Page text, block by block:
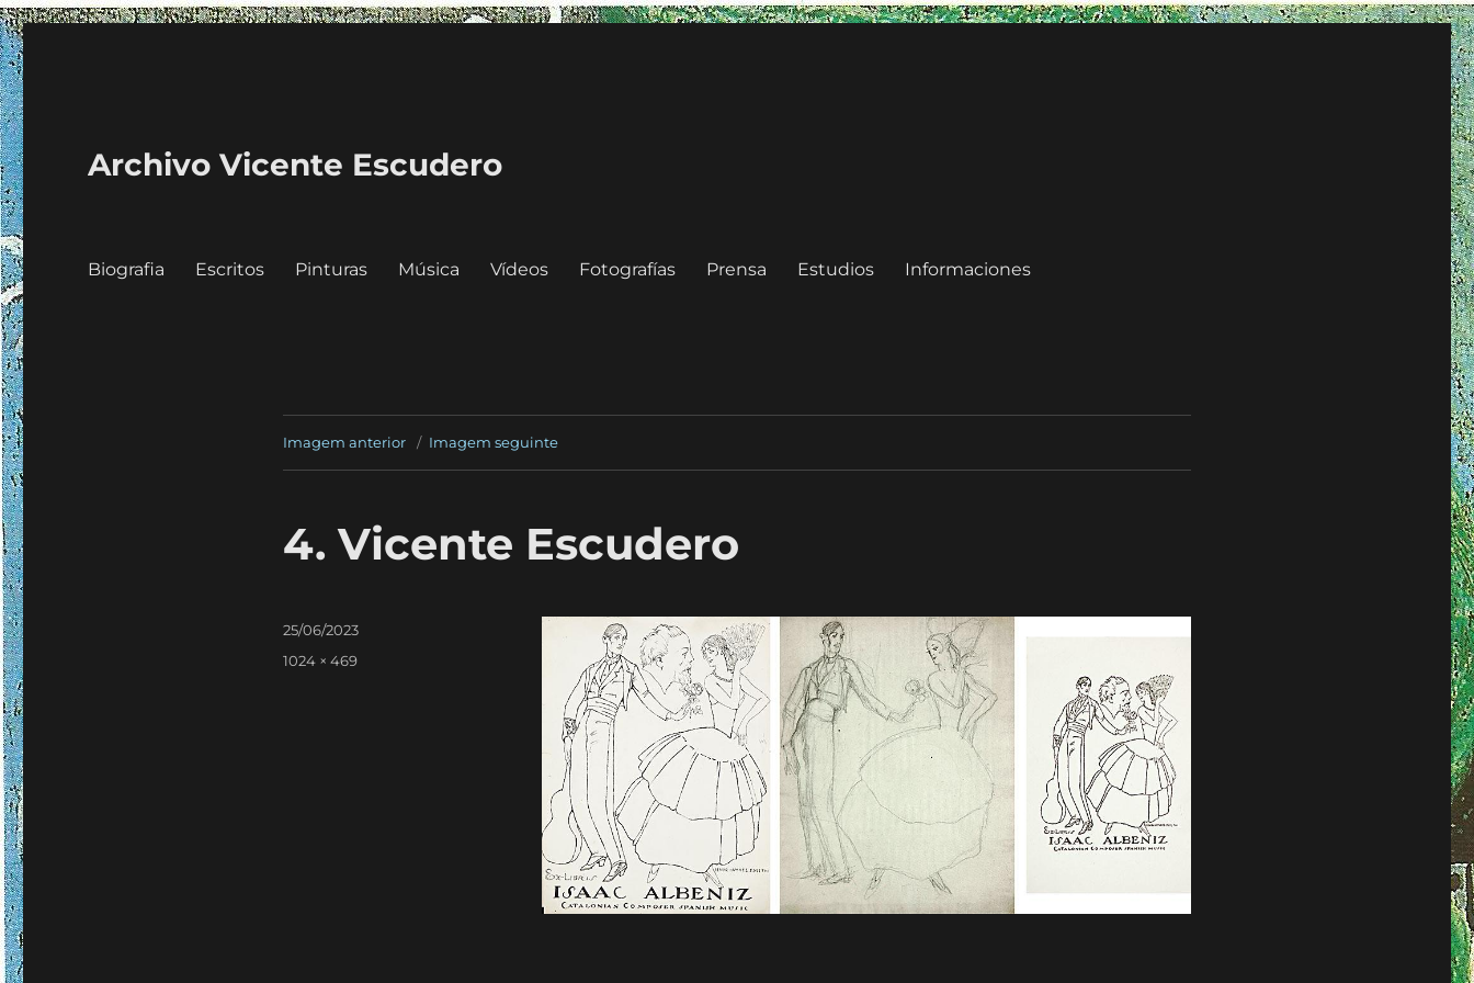
Archivo Vicente Escudero
Biografia Escritos Pinturas Música Vídeos Fotografías Prensa Estudios Informaciones
Imagem anterior Imagem seguinte
4. Vicente Escudero
Publicado
em
25/06/2023
Tamanho
1024 × 469